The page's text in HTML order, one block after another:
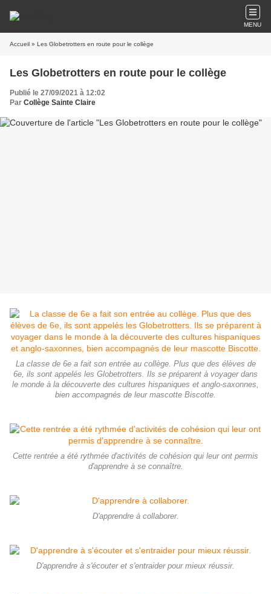
MENU
Accueil » Les Globetrotters en route pour le collège
Les Globetrotters en route pour le collège
Publié le 27/09/2021 à 12:02
Par Collège Sainte Claire
La classe de 6e a fait son entrée au collège. Plus que des élèves de
6e, ils sont appelés les Globetrotters. Ils se préparent à voyager dans
le monde à la découverte des cultures hispaniques et anglo-saxonnes,
bien accompagnés de leur mascotte Biscotte.
Cette rentrée a été rythmée d'activités de cohésion qui leur ont permis
d'apprendre à se connaître.
D'apprendre à collaborer.
D'apprendre à s'écouter et s'entraider pour mieux réussir.